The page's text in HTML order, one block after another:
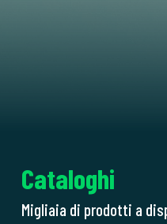
Cataloghi
Migliaia di prodotti a